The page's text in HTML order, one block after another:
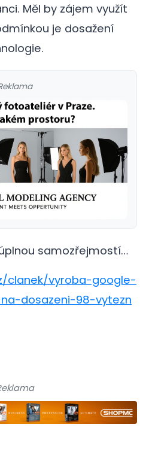
Měl by zájem využít
je dosažení
samozřejmostí…
clanek/vyroba-google-
dosazeni-98-vytezn